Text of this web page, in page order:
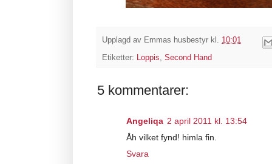
Upplagd av Emmas husbestyr kl. 10:01
Etiketter: Loppis, Second Hand
5 kommentarer:
Angeliqa 2 april 2011 kl. 13:54
Åh vilket fynd! himla fin.
Svara